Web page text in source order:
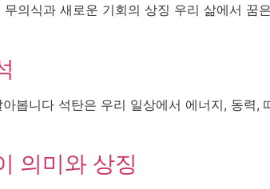
의식과 새로운 기회의 상징 우리 삶에서 꿈
봅니다 석탄은 우리 일상에서 에너지, 동력
의미와 상징